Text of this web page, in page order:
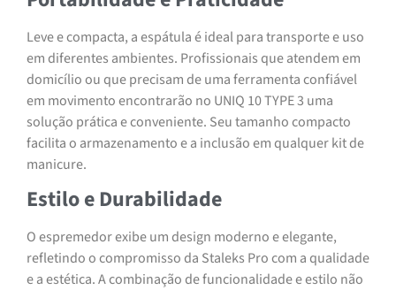
Leve e compacta, a espátula é ideal para transporte e uso
em diferentes ambientes. Profissionais que atendem em
domicílio ou que precisam de uma ferramenta confiável
em movimento encontrarão no UNIQ 10 TYPE 3 uma
solução prática e conveniente. Seu tamanho compacto
facilita o armazenamento e a inclusão em qualquer kit de
manicure.
Estilo e Durabilidade
O espremedor exibe um design moderno e elegante,
refletindo o compromisso da Staleks Pro com a qualidade
e a estética. A combinação de funcionalidade e estilo não